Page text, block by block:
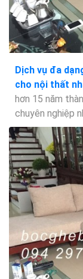
Dịch vụ đa
cho nội thất
hơn 15 năm
chuyên nghiệp